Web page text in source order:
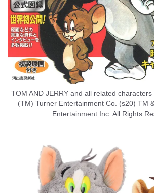
TOM AND JERRY and all related
(TM) Turner Entertainment Co. (s20) TM
Entertainment Inc. All Rights